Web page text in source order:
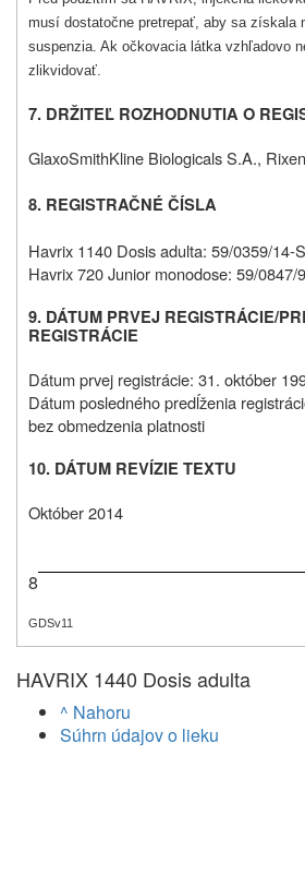
musí dostatočne pretrepať, aby sa získala
suspenzia. Ak očkovacia látka vzhľadovo
zlikvidovať.
7. DRŽITEĽ ROZHODNUTIA O
GlaxoSmithKline Biologicals S.A.,
8. REGISTRAČNÉ ČÍSLA
Havrix 1140 Dosis adulta: 59/0359/14-S
Havrix 720 Junior monodose: 59/0847/
9. DÁTUM PRVEJ REGISTRÁCIE/
REGISTRÁCIE
Dátum prvej registrácie: 31. október
Dátum posledného predĺženia
bez obmedzenia platnosti
10. DÁTUM REVÍZIE TEXTU
Október 2014
8
GDSv11
HAVRIX 1440 Dosis adulta
^ Nahoru
Súhrn údajov o lieku